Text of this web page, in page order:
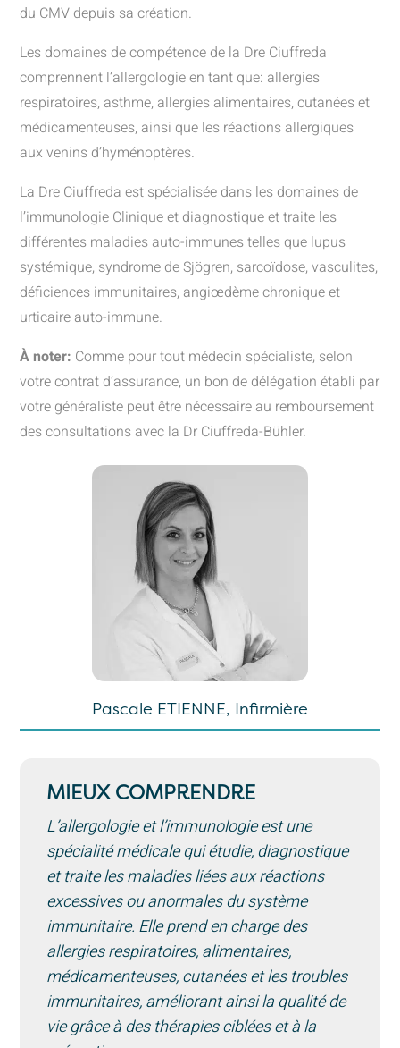
du CMV depuis sa création.
Les domaines de compétence de la Dre Ciuffreda
comprennent l’allergologie en tant que: allergies
respiratoires, asthme, allergies alimentaires, cutanées et
médicamenteuses, ainsi que les réactions allergiques
aux venins d’hyménoptères.
La Dre Ciuffreda est spécialisée dans les domaines de
l’immunologie Clinique et diagnostique et traite les
différentes maladies auto-immunes telles que lupus
systémique, syndrome de Sjögren, sarcoïdose, vasculites,
déficiences immunitaires, angiœdème chronique et
urticaire auto-immune.
À noter: Comme pour tout médecin spécialiste, selon
votre contrat d’assurance, un bon de délégation établi par
votre généraliste peut être nécessaire au remboursement
des consultations avec la Dr Ciuffreda-Bühler.
Pascale ETIENNE, Infirmière
MIEUX COMPRENDRE
L’allergologie et l’immunologie est une
spécialité médicale qui étudie, diagnostique
et traite les maladies liées aux réactions
excessives ou anormales du système
immunitaire. Elle prend en charge des
allergies respiratoires, alimentaires,
médicamenteuses, cutanées et les troubles
immunitaires, améliorant ainsi la qualité de
vie grâce à des thérapies ciblées et à la